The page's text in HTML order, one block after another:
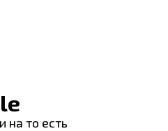
и на то есть